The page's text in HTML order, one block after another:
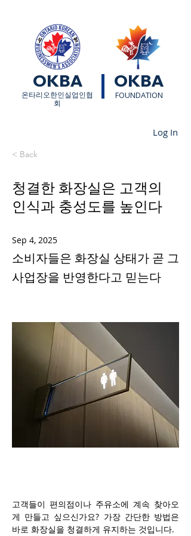
OKBA OKBA
​온타리오한인실업인협
회
FOUNDATION
Log In
< Back
청결한 화장실은 고객의
인식과 충성도를 높인다
Sep 4, 2025
소비자들은 화장실 상태가 곧 그
사업장을 반영한다고 믿는다
고객들이 편의점이나 주유소에 계속 찾아오
게 만들고 싶으신가요? 가장 간단한 방법은
바로 화장실을 청결하게 유지하는 것입니다.